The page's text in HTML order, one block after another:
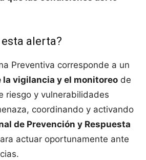
alerta?
Preventiva corresponde a un
vigilancia y el monitoreo de
riesgo y vulnerabilidades
coordinando y activando
de Prevención y Respuesta
actuar oportunamente ante